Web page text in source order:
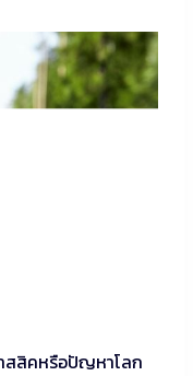
สสิคหรือปัญหาโลก